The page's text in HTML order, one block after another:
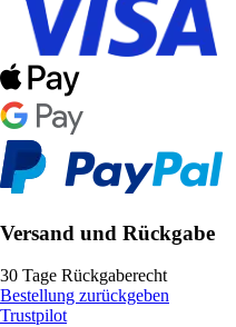
Versand und Rückgabe
30 Tage Rückgaberecht
Bestellung zurückgeben
Trustpilot